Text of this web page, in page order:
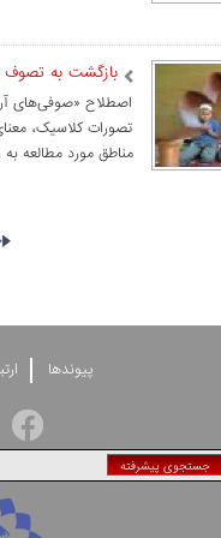
بازگشت به
اصطلاح «صوفی‌های
تصورات کلاسیک،
مناطق مورد مطالعه
پيوندها
جستجوی پيشرفته